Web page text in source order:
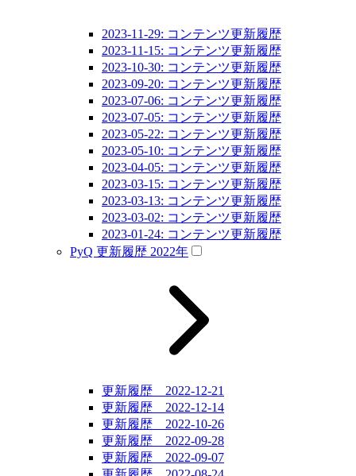
2023-11-29: コンテンツ更新履歴
2023-11-15: コンテンツ更新履歴
2023-10-30: コンテンツ更新履歴
2023-09-20: コンテンツ更新履歴
2023-07-06: コンテンツ更新履歴
2023-07-05: コンテンツ更新履歴
2023-05-22: コンテンツ更新履歴
2023-05-10: コンテンツ更新履歴
2023-04-05: コンテンツ更新履歴
2023-03-15: コンテンツ更新履歴
2023-03-13: コンテンツ更新履歴
2023-03-02: コンテンツ更新履歴
2023-01-24: コンテンツ更新履歴
PyQ 更新履歴 2022年
更新履歴 2022-12-21
更新履歴 2022-12-14
更新履歴 2022-10-26
更新履歴 2022-09-28
更新履歴 2022-09-07